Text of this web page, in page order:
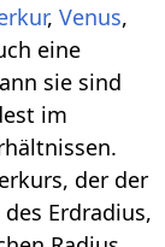
,Venus,
eine
sie sind
im
der der
Erdradius,